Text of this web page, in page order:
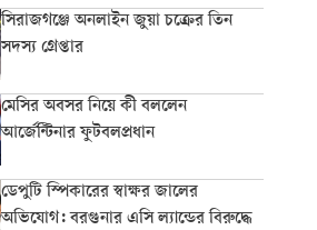
সিরাজগঞ্জে অনলাইন জুয়া চক্রের তিন
সদস্য গ্রেপ্তার
মেসির অবসর নিয়ে কী বললেন
আর্জেন্টিনার ফুটবলপ্রধান
ডেপুটি স্পিকারের স্বাক্ষর জালের
অভিযোগ: বরগুনার এসি ল্যান্ডের বিরুদ্ধে